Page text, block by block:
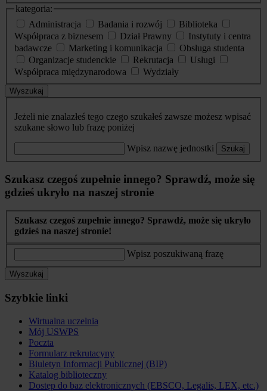
kategoria:
Administracja
Badania i rozwój
Biblioteka
Współpraca z biznesem
Dział Prawny
Instytuty i centra
badawcze
Marketing i komunikacja
Obsługa studenta
Organizacje studenckie
Rekrutacja
Usługi
Współpraca międzynarodowa
Wydziały
Wyszukaj
Jeżeli nie znalazłeś tego czego szukałeś zawsze możesz wpisać
szukane słowo lub frazę poniżej
Wpisz nazwę jednostki Szukaj
Szukasz czegoś zupełnie innego? Sprawdź, może się
gdzieś ukryło na naszej stronie
Szukasz czegoś zupełnie innego? Sprawdź, może się ukryło
gdzieś na naszej stronie!
Wpisz poszukiwaną frazę
Wyszukaj
Szybkie linki
Wirtualna uczelnia
Mój USWPS
Poczta
Formularz rekrutacyny
Biuletyn Informacji Publicznej (BIP)
Katalog biblioteczny
Dostęp do baz elektronicznych (EBSCO, Legalis, LEX, etc.)